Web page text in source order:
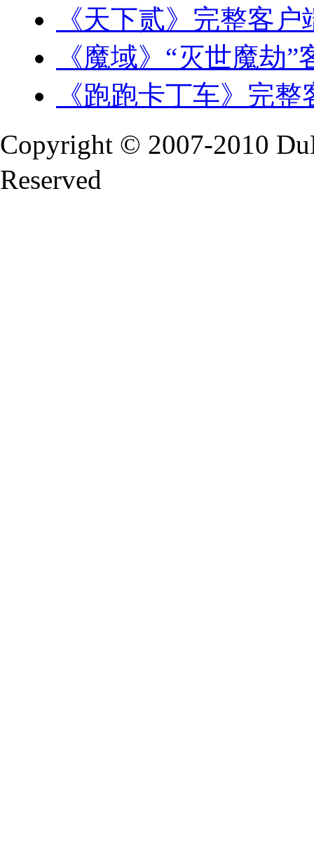
《天下贰》完整客户
《魔域》“灭世魔劫”
《跑跑卡丁车》完
Copyright © 2007-2010
Reserved